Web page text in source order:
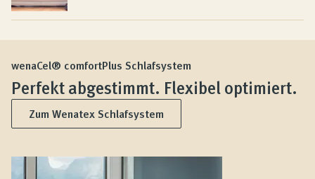
wenaCel® comfortPlus Schlafsystem
Perfekt abgestimmt. Flexibel optimiert.
Zum Wenatex Schlafsystem